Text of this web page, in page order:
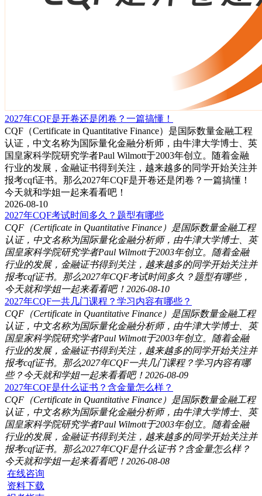
2027年CQF是开卷还是闭卷？一篇搞懂！
CQF（Certificate in Quantitative Finance）是国际数量金融工程
认证，中文名称为国际量化金融分析师，由牛津大学博士、英
国皇家科学院研究学者Paul Wilmott于2003年创立。随着金融
行业的发展，金融证书得到关注，越来越多的同学开始关注并
报考cqf证书。那么2027年CQF是开卷还是闭卷？一篇搞懂！
今天就和学姐一起来看看吧！
2026-08-10
2027年CQF考试时间多久？题型有哪些
CQF（Certificate in Quantitative Finance）是国际数量金融工程
认证，中文名称为国际量化金融分析师，由牛津大学博士、英
国皇家科学院研究学者Paul Wilmott于2003年创立。随着金融
行业的发展，金融证书得到关注，越来越多的同学开始关注并
报考cqf证书。那么2027年CQF考试时间多久？题型有哪些，
今天就和学姐一起来看看吧！ 2026-08-10
2027年CQF一共几门课程？学习内容有哪些？
CQF（Certificate in Quantitative Finance）是国际数量金融工程
认证，中文名称为国际量化金融分析师，由牛津大学博士、英
国皇家科学院研究学者Paul Wilmott于2003年创立。随着金融
行业的发展，金融证书得到关注，越来越多的同学开始关注并
报考cqf证书。那么2027年CQF一共几门课程？学习内容有哪
些？今天就和学姐一起来看看吧！ 2026-08-09
2027年CQF是什么证书？含金量怎么样？
CQF（Certificate in Quantitative Finance）是国际数量金融工程
认证，中文名称为国际量化金融分析师，由牛津大学博士、英
国皇家科学院研究学者Paul Wilmott于2003年创立。随着金融
行业的发展，金融证书得到关注，越来越多的同学开始关注并
报考cqf证书。那么2027年CQF是什么证书？含金量怎么样？
今天就和学姐一起来看看吧！ 2026-08-08
在线咨询
资料下载